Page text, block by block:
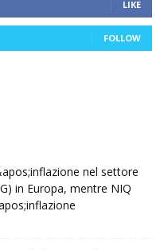
LIKE
FOLLOW
nel settore
in Europa, mentre NIQ